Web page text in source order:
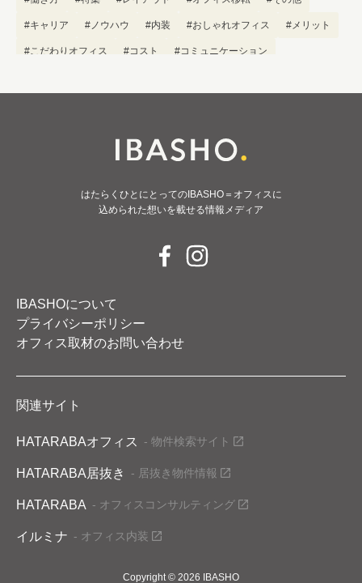
#キャリア #ノウハウ #内装 #おしゃれオフィス #メリット
#こだわりオフィス #コスト #コミュニケーション
はたらくひとにとってのIBASHO＝オフィスに
込められた想いを載せる情報メディア
IBASHOについて
プライバシーポリシー
オフィス取材のお問い合わせ
関連サイト
HATARABAオフィス - 物件検索サイト
HATARABA居抜き - 居抜き物件情報
HATARABA - オフィスコンサルティング
イルミナ - オフィス内装
Copyright © 2026 IBASHO